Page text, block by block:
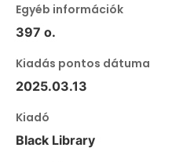
Egyéb információk
397 o.
Kiadás pontos dátuma
2025.03.13
Kiadó
Black Library